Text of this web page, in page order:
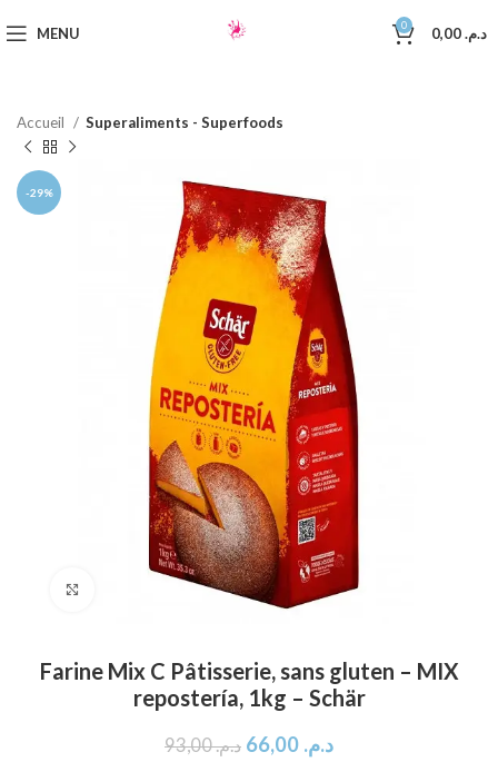
MENU 0 د.م.
Accueil Superaliments - Superfoods
-29%
Click to enlarge
Farine Mix C Pâtisserie, sans gluten – MIX
repostería, 1kg – Schär
د.م.93,00 د.م.